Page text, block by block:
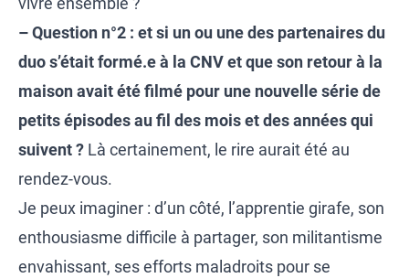
– Question n°2 : et si un ou une des partenaires du
duo s’était formé.e à la CNV et que son retour à la
maison avait été filmé pour une nouvelle série de
petits épisodes au fil des mois et des années qui
suivent ? Là certainement, le rire aurait été au
rendez-vous.
Je peux imaginer : d’un côté, l’apprentie girafe, son
enthousiasme difficile à partager, son militantisme
envahissant, ses efforts maladroits pour se